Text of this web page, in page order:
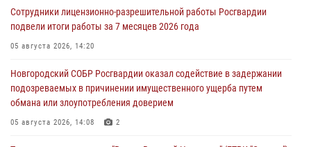
Сотрудники лицензионно-разрешительной работы Росгвардии
подвели итоги работы за 7 месяцев 2026 года
05 августа 2026, 14:20
Новгородский СОБР Росгвардии оказал содействие в задержании
подозреваемых в причинении имущественного ущерба путем
обмана или злоупотребления доверием
05 августа 2026, 14:08 2